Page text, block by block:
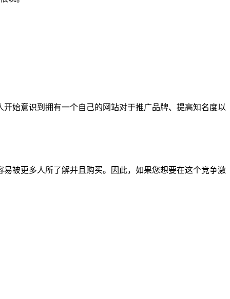
始意识到拥有一个自己的网站对于推广品牌、提高知名度以
被更多人所了解并且购买。因此，如果您想要在这个竞争激